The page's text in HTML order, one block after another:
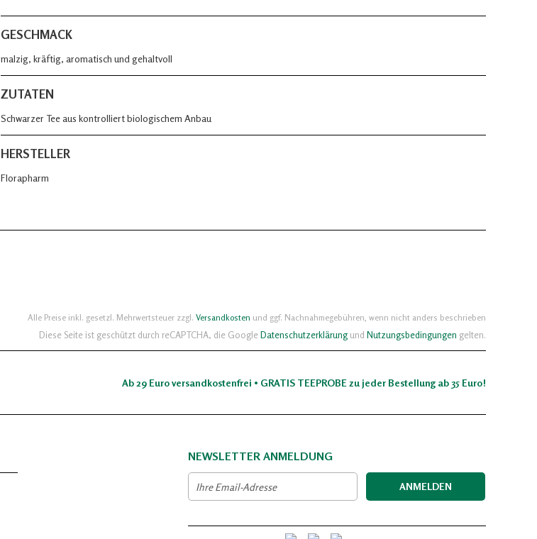
GESCHMACK
malzig, kräftig, aromatisch und gehaltvoll
ZUTATEN
Schwarzer Tee aus kontrolliert biologischem Anbau
HERSTELLER
Florapharm
Alle Preise inkl. gesetzl. Mehrwertsteuer zzgl. Versandkosten und ggf. Nachnahmegebühren, wenn nicht anders beschrieben
Diese Seite ist geschützt durch reCAPTCHA, die GoogleDatenschutzerklärungund Nutzungsbedingungen gelten.
Ab 29 Euro versandkostenfrei • GRATIS TEEPROBE zu jeder Bestellung ab 35 Euro!
NEWSLETTER ANMELDUNG
ANMELDEN